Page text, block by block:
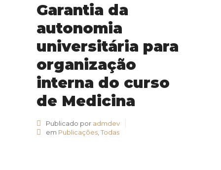
Garantia da
autonomia
universitária para
organização
interna do curso
de Medicina
Publicado por admdev
em Publicações Todas